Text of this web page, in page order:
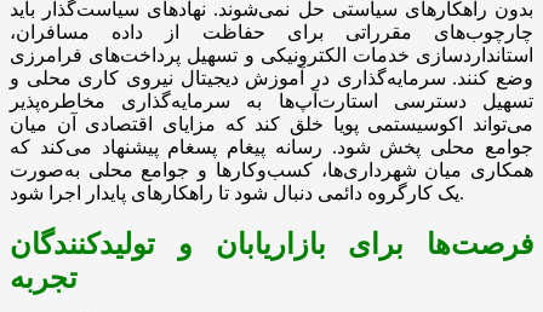
بدون راهکارهای سیاستی حل نمی‌شوند. نهادهای سیاست‌گذار باید
چارچوب‌های مقرراتی برای حفاظت از داده مسافران،
استانداردسازی خدمات الکترونیکی و تسهیل پرداخت‌های فرامرزی
وضع کنند. سرمایه‌گذاری در آموزش دیجیتال نیروی کاری محلی و
تسهیل دسترسی استارت‌آپ‌ها به سرمایه‌گذاری مخاطره‌پذیر
می‌تواند اکوسیستمی پویا خلق کند که مزایای اقتصادی آن میان
جوامع محلی پخش شود. رسانه پیغام پسغام پیشنهاد می‌کند که
همکاری میان شهرداری‌ها، کسب‌وکارها و جوامع محلی به‌صورت
یک کارگروه دائمی دنبال شود تا راهکارهای پایدار اجرا شود.
فرصت‌ها برای بازاریابان و تولیدکنندگان
تجربه